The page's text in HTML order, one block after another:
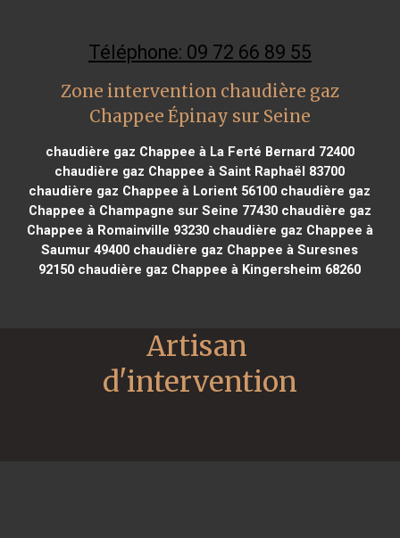
Téléphone: 09 72 66 89 55
Zone intervention chaudière gaz
Chappee Épinay sur Seine
chaudière gaz Chappee à La Ferté Bernard 72400
chaudière gaz Chappee à Saint Raphaël 83700
chaudière gaz Chappee à Lorient 56100 chaudière gaz
Chappee à Champagne sur Seine 77430chaudière gaz
Chappee à Romainville 93230chaudière gaz Chappee à
Saumur 49400 chaudière gaz Chappee à Suresnes
92150 chaudière gaz Chappee à Kingersheim 68260
Artisan
d'intervention